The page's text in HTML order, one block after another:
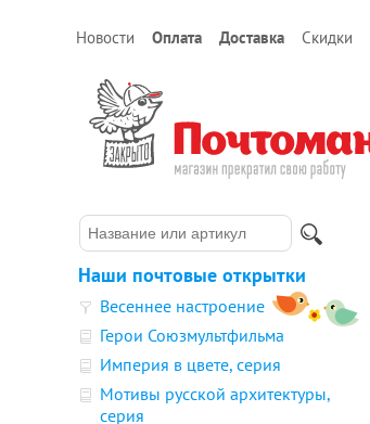
Новости Оплата Доставка Скидки
Наши почтовые открытки
Весеннее настроение
Герои Союзмультфильма
Империя в цвете, серия
Мотивы русской архитектуры,
серия